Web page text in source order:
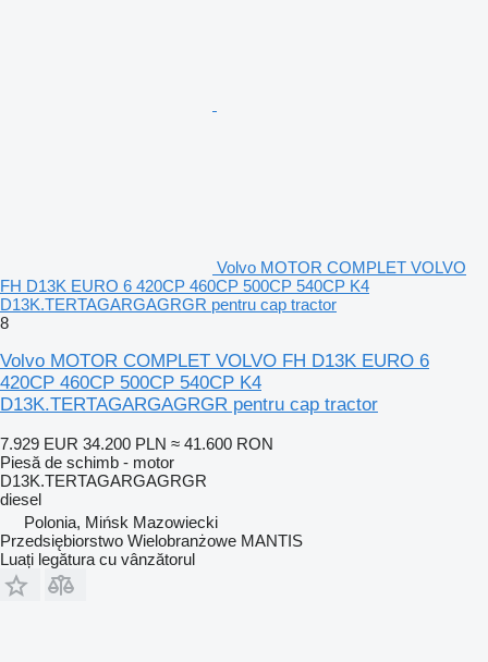
Volvo MOTOR COMPLET VOLVO
FH D13K EURO 6 420CP 460CP 500CP 540CP K4
D13K.TERTAGARGAGRGR pentru cap tractor
8
Volvo MOTOR COMPLET VOLVO FH D13K EURO 6
420CP 460CP 500CP 540CP K4
D13K.TERTAGARGAGRGR pentru cap tractor
7.929 EUR 34.200 PLN ≈ 41.600 RON
Piesă de schimb - motor
D13K.TERTAGARGAGRGR
diesel
Polonia, Mińsk Mazowiecki
Przedsiębiorstwo Wielobranżowe MANTIS
Luați legătura cu vânzătorul